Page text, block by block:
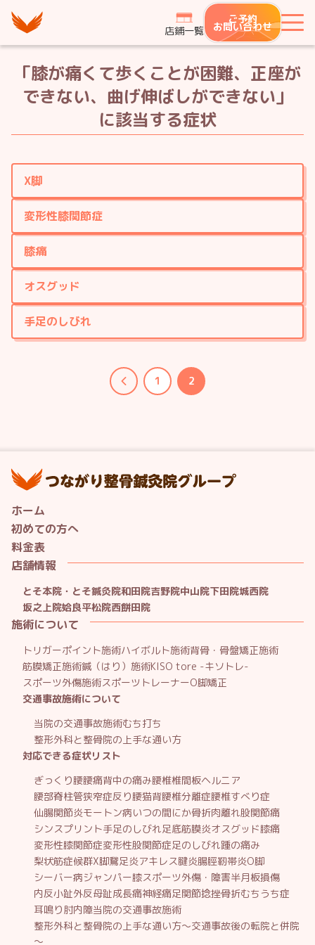
つながり整骨鍼灸院グループ
店鋪一覧
ご予約
お問い合わせ
「膝が痛くて歩くことが困難、正座が
できない、曲げ伸ばしができない」
に該当する症状
X脚
変形性膝関節症
膝痛
オスグッド
手足のしびれ
送
前へ 1 2
ホーム
初めての方へ
料金表
店舗情報
とそ本院・とそ鍼灸院和田院吉野院中山院下田院城西院
坂之上院姶良平松院西餅田院
施術について
トリガーポイント施術ハイボルト施術背骨・骨盤矯正施術
筋膜矯正施術鍼（はり）施術KISO tore -キソトレ-
スポーツ外傷施術スポーツトレーナーO脚矯正
交通事故施術について
当院の交通事故施術むち打ち
整形外科と整骨院の上手な通い方
対応できる症状リスト
ぎっくり腰腰痛背中の痛み腰椎椎間板ヘルニア
腰部脊柱管狭窄症反り腰猫背腰椎分離症腰椎すべり症
仙腸関節炎モートン病いつの間にか骨折肉離れ股関節痛
シンスプリント手足のしびれ足底筋膜炎オスグッド膝痛
変形性膝関節症変形性股関節症足のしびれ踵の痛み
梨状筋症候群X脚鵞足炎アキレス腱炎腸脛靭帯炎O脚
シーバー病ジャンパー膝スポーツ外傷・障害半月板損傷
内反小趾外反母趾成長痛神経痛足関節捻挫骨折むちうち症
耳鳴り肘内障当院の交通事故施術
整形外科と整骨院の上手な通い方～交通事故後の転院と併院
～